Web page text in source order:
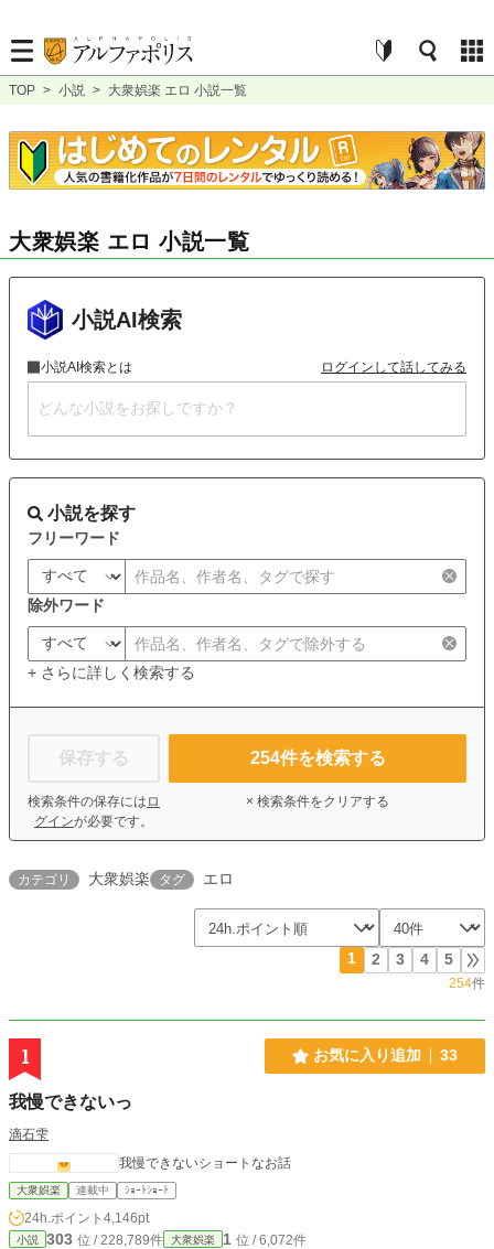
TOP > 小説 > 大衆娯楽 エロ 小説一覧
大衆娯楽 エロ 小説一覧
小説AI検索
小説AI検索とは ログインして話してみる
小説を探す
フリーワード
除外ワード
+ さらに詳しく検索する
保存する
検索条件の保存には ロ
グインが必要です。
254件を検索する
× 検索条件をクリアする
カテゴリ 大衆娯楽 タグ エロ
1 2 3 4 5
254件
1 お気に入り追加 33
我慢できないっ
滴石雫
我慢できないショートなお話
大衆娯楽 連載中 ｼｮｰﾄｼｮｰﾄ
24h.ポイント 4,146pt
小説 303 位 / 228,789件 大衆娯楽 1 位 / 6,072件